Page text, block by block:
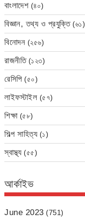
বাংলাদেশ (৪০)
বিজ্ঞান, তথ্য ও প্রযুক্তি(৬১)
বিনোদন (২৫৬)
রাজনীতি(১২৩)
রেসিপি(৫০)
লাইফস্টাইল (৫৭)
শিক্ষা(৫৮)
শিল্প সাহিত্য(১)
স্বাস্থ্য(৫৫)
আর্কাইভ
June 2023 (751)